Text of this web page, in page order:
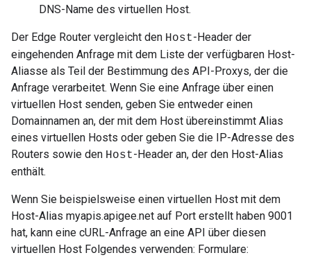
DNS-Name des virtuellen Host.
Der Edge Router vergleicht den Host-Header der
eingehenden Anfrage mit dem Liste der verfügbaren Host-
Aliasse als Teil der Bestimmung des API-Proxys, der die
Anfrage verarbeitet. Wenn Sie eine Anfrage über einen
virtuellen Host senden, geben Sie entweder einen
Domainnamen an, der mit dem Host übereinstimmt Alias
eines virtuellen Hosts oder geben Sie die IP-Adresse des
Routers sowie den Host-Header an, der den Host-Alias
enthält.
Wenn Sie beispielsweise einen virtuellen Host mit dem
Host-Alias myapis.apigee.net auf Port erstellt haben 9001
hat, kann eine cURL-Anfrage an eine API über diesen
virtuellen Host Folgendes verwenden: Formulare: